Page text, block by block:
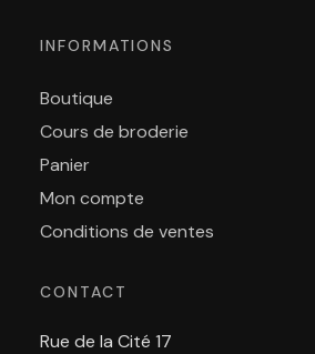
INFORMATIONS
Boutique
Cours de broderie
Panier
Mon compte
Conditions de ventes
CONTACT
Rue de la Cité 17